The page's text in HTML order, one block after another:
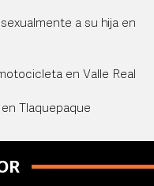
a su hija en
en Valle Real
Tlaquepaque